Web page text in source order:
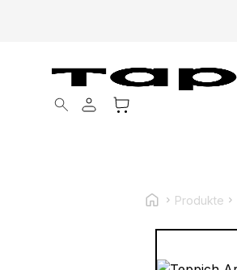
Products search
Produkte